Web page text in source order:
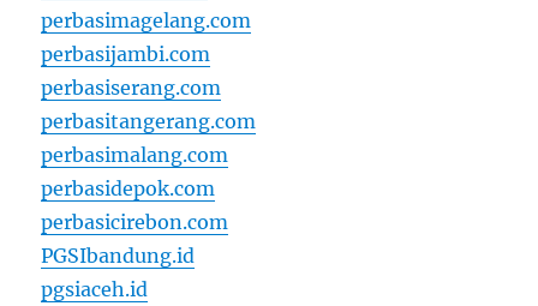
perbasimagelang.com
perbasijambi.com
perbasiserang.com
perbasitangerang.com
perbasimalang.com
perbasidepok.com
perbasicirebon.com
PGSIbandung.id
pgsiaceh.id